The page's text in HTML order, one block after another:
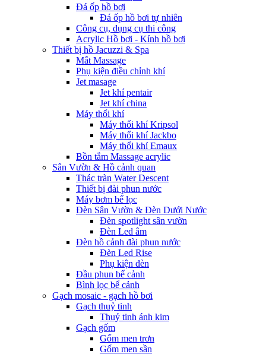
Đá ốp hồ bơi
Đá ốp hồ bơi tự nhiên
Công cụ, dụng cụ thi công
Acrylic Hồ bơi - Kính hồ bơi
Thiết bị hồ Jacuzzi & Spa
Mắt Massage
Phụ kiện điều chỉnh khí
Jet masage
Jet khí pentair
Jet khí china
Máy thổi khí
Máy thổi khí Kripsol
Máy thổi khí Jackbo
Máy thổi khí Emaux
Bồn tắm Massage acrylic
Sân Vườn & Hồ cảnh quan
Thác tràn Water Descent
Thiết bị đài phun nước
Máy bơm bể lọc
Đèn Sân Vườn & Đèn Dưới Nước
Đèn spotlight sân vườn
Đèn Led âm
Đèn hồ cảnh đài phun nước
Đèn Led Rise
Phụ kiện đèn
Đầu phun bể cảnh
Bình lọc bể cảnh
Gạch mosaic - gạch hồ bơi
Gạch thuỷ tinh
Thuỷ tinh ánh kim
Gạch gốm
Gốm men trơn
Gốm men sần